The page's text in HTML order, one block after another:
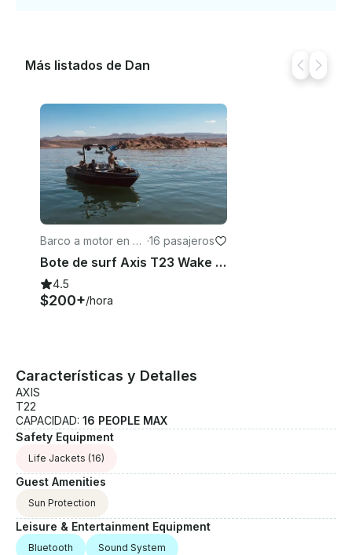
Más listados de Dan
Barco a motor en St.
George
·16 pasajeros
Bote de surf Axis T23 Wake 2022 para alquilar en St. George y Sand Hollow
4.5
$200+/hora
Características y Detalles
AXIS
T22
CAPACIDAD: 16 PEOPLE MAX
Safety Equipment
Life Jackets (16)
Guest Amenities
Sun Protection
Leisure & Entertainment Equipment
Bluetooth Sound System